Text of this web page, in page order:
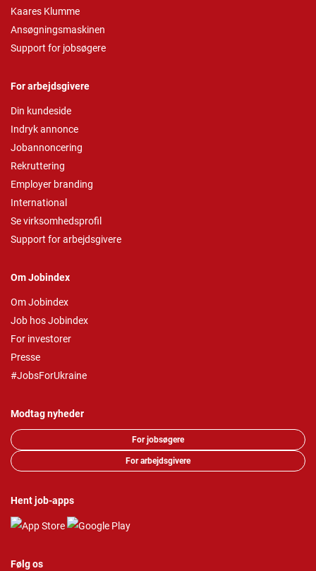
Kaares Klumme
Ansøgningsmaskinen
Support for jobsøgere
For arbejdsgivere
Din kundeside
Indryk annonce
Jobannoncering
Rekruttering
Employer branding
International
Se virksomhedsprofil
Support for arbejdsgivere
Om Jobindex
Om Jobindex
Job hos Jobindex
For investorer
Presse
#JobsForUkraine
Modtag nyheder
For jobsøgere
For arbejdsgivere
Hent job-apps
Følg os